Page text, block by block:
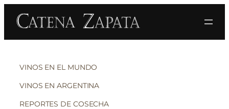
VINOS EN EL MUNDO
VINOS EN ARGENTINA
REPORTES DE COSECHA